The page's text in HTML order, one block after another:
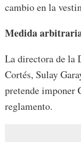
cambio en la
Medida
La directora de la
Cortés, Sulay
pretende imponer
reglamento.